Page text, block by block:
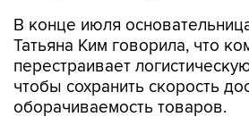
В конце июля
Татьяна Ким говорила, что
перестраивает
чтобы сохранить скорость
оборачиваемость товаров.